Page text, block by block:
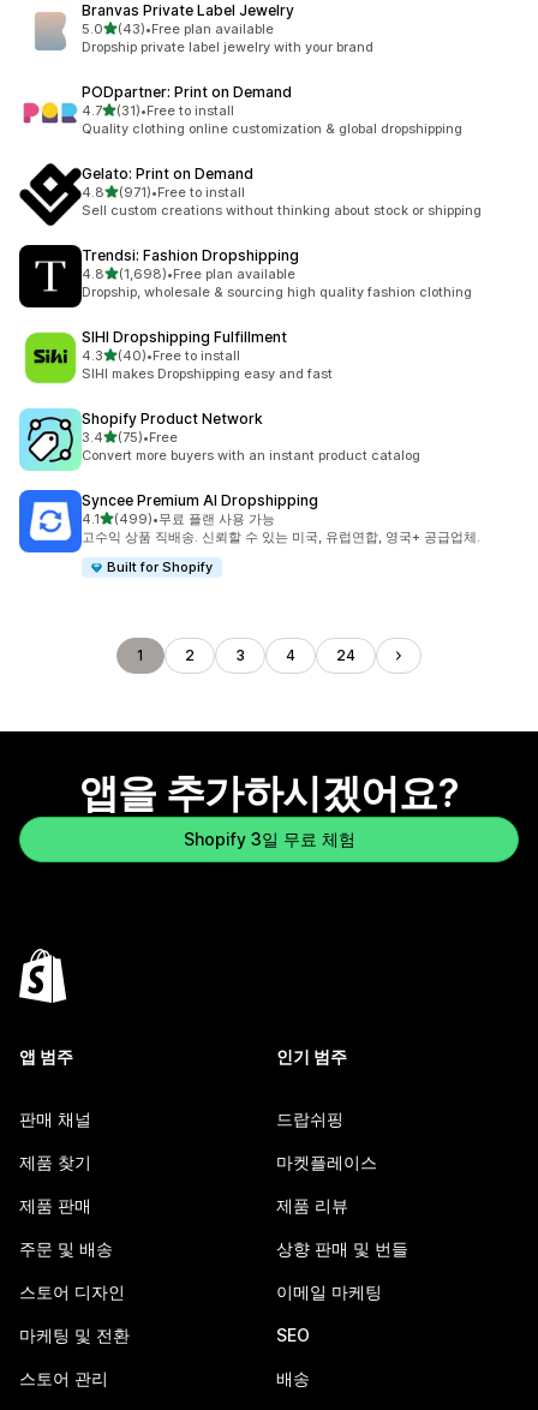
Branvas Private Label Jewelry
5.0별 5개 중
(43)
총 리뷰 43개
•Free plan available
Dropship private label jewelry with your brand
PODpartner: Print on Demand
4.7별 5개 중
(31)
총 리뷰 31개
•Free to install
Quality clothing online customization & global dropshipping
Gelato: Print on Demand
4.8별 5개 중
(971)
총 리뷰 971개
•Free to install
Sell custom creations without thinking about stock or shipping
Trendsi: Fashion Dropshipping
4.8별 5개 중
(1,698)
총 리뷰 1698개
•Free plan available
Dropship, wholesale & sourcing high quality fashion clothing
SIHI Dropshipping Fulfillment
4.3별 5개 중
(40)
총 리뷰 40개
•Free to install
SIHI makes Dropshipping easy and fast
Shopify Product Network
3.4별 5개 중
(75)
총 리뷰 75개
•Free
Convert more buyers with an instant product catalog
Syncee Premium AI Dropshipping
4.1별 5개 중
(499)
총 리뷰 499개
•무료 플랜 사용 가능
고수익 상품 직배송. 신뢰할 수 있는 미국, 유럽연합, 영국+ 공급업체.
Built for Shopify
1 2 3 4 24
앱을 추가하시겠어요?
Shopify 3일 무료 체험
앱 범주
판매 채널
제품 찾기
제품 판매
주문 및 배송
스토어 디자인
마케팅 및 전환
스토어 관리
인기 범주
드랍쉬핑
마켓플레이스
제품 리뷰
상향 판매 및 번들
이메일 마케팅
SEO
배송